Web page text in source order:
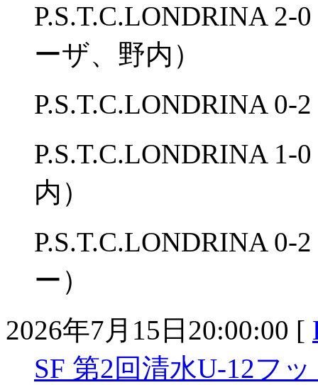
P.S.T.C.LONDRINA
ーザ、野内）
P.S.T.C.LONDRINA
P.S.T.C.LONDRINA
内）
P.S.T.C.LONDRINA
ー）
2026年7月15日20:00:00 [
SF 第2回清水U-12フ